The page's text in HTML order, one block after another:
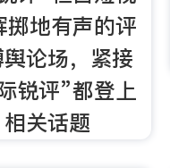
地有声的评
论场，紧接
锐评”都登上
关话题